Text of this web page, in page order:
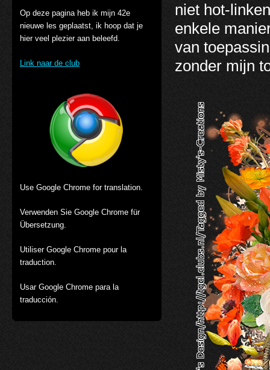
Op deze pagina heb ik mijn 42e
nieuwe les geplaatst, ik hoop dat je
hier veel plezier aan beleefd.
Link naar de club
Use Google Chrome for translation.
Verwenden Sie Google Chrome für
Übersetzung.
Utiliser Google Chrome pour la
traduction.
Usar Google Chrome para la
traducción.
niet hot-
enkele
van
zonder mijn